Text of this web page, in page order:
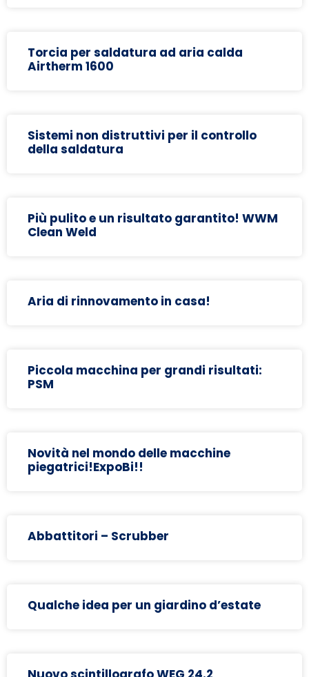
Torcia per saldatura ad aria calda
Airtherm 1600
Sistemi non distruttivi per il controllo
della saldatura
Più pulito e un risultato garantito! WWM
Clean Weld
Aria di rinnovamento in casa!
Piccola macchina per grandi risultati:
PSM
Novità nel mondo delle macchine
piegatrici!ExpoBi!!
Abbattitori – Scrubber
Qualche idea per un giardino d’estate